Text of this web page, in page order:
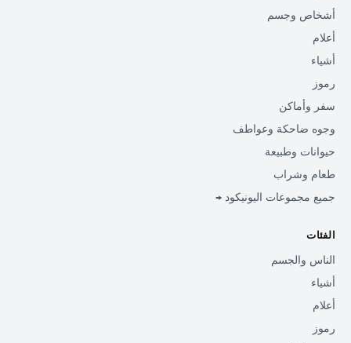
أشخاص وجسم
أعلام
أشياء
رموز
سفر وأماكن
وجوه ضاحكة وعواطف
حيوانات وطبيعة
طعام وشراب
جميع مجموعات اليونيكود →
الفئات
الناس والجسم
أشياء
أعلام
رموز